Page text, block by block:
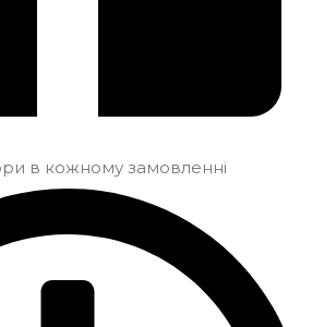
в кожному замовленні